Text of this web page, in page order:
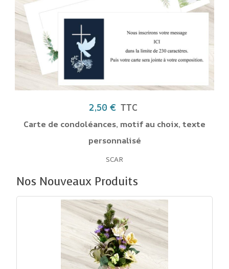
2,50 € TTC
Carte de condoléances, motif au choix, texte
personnalisé
SCAR
Nos Nouveaux Produits